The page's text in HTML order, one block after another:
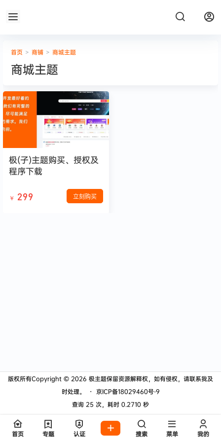
首页 > 商铺 > 商城主题
商城主题
极(子)主题购买、授权及
程序下载
￥ 299 立刻购买
版权所有Copyright © 2026 极主题保留资源解释权，如有侵权，请联系我及
时处理。
・ 京ICP备18029460号-9
查询 25 次，耗时 0.2710 秒
首页 专题 认证 搜索 菜单 我的